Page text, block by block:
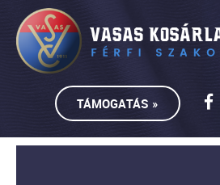
TÁMOGATÁS »